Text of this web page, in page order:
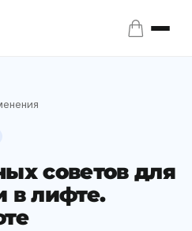
советов для
в лифте.